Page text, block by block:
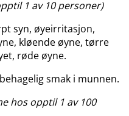
1 av 10 personer)
syn, øyeirritasjon,
kløende øyne, tørre
røde øyne.
smak i munnen.
hos opptil 1 av 100